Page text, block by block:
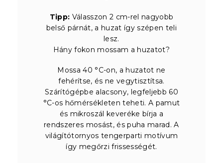
Tipp: Válasszon 2 cm-rel nagyobb
belső párnát, a huzat így szépen teli
lesz.
Hány fokon mossam a huzatot?
Mossa 40 °C-on, a huzatot ne
fehérítse, és ne vegytisztítsa.
Szárítógépbe alacsony, legfeljebb 60
°C-os hőmérsékleten teheti. A pamut
és mikroszál keveréke bírja a
rendszeres mosást, és puha marad. A
világítótornyos tengerparti motívum
így megőrzi frissességét.